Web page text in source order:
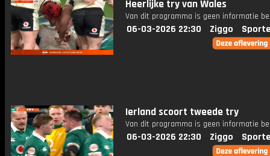
Heerlijke try van Wales
Van dit programma is geen informatie
06-03-2026 22:30 Ziggo
Ierland scoort tweede try
Van dit programma is geen informatie
06-03-2026 22:30 Ziggo